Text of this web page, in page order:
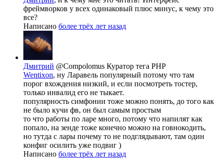
фреймворков у всех одинаковый плюс минус, к чему это
все?
Написано более трёх лет назад
Дмитрий @Compolomus Куратор тега PHP
Wentixon, ну Ларавель популярный потому что там
порог вхождения низкий, и если посмотреть тостер,
только инвалид его не тыкает.
популярность симфонии тоже можно понять, до того как
не было кучи фв, он был самым простым
то что работы по ларе много, потому что напилят как
попало, на зенде тоже конечно можно на говнокодить,
но тутда с лары почему то не подглядывают, там один
конфиг осилить уже подвиг )
Написано более трёх лет назад